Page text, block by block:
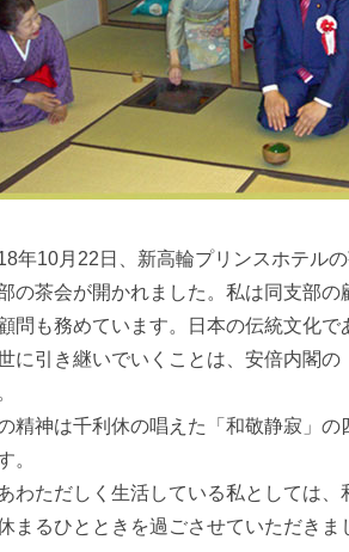
年10月22日、新高輪プリンスホテル
の茶会が開かれました。私は同支部
問も務めています。日本の伝統文化
に引き継いでいくことは、安倍内閣
精神は千利休の唱えた「和敬静寂」
。
わただしく生活している私としては
まるひとときを過ごさせていただきま